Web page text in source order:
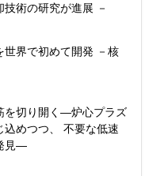
術の研究が進展 －
界で初めて開発 －核
を切り開く―炉心プラズ
込めつつ、 不要な低速
見―